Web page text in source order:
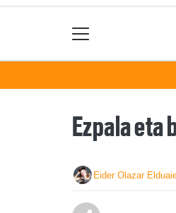
Ezpala eta
Eider Olazar